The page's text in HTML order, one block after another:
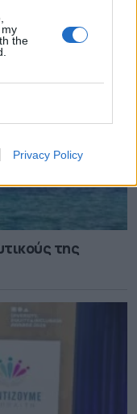
the
Privacy Policy
της